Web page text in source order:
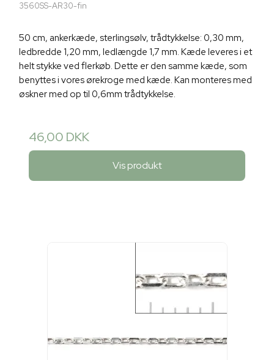
3560SS-AR30-fin
50 cm, ankerkæde, sterlingsølv, trådtykkelse: 0,30 mm,
ledbredde 1,20 mm, ledlængde 1,7 mm. Kæde leveres i et
helt stykke ved flerkøb. Dette er den samme kæde, som
benyttes i vores ørekroge med kæde. Kan monteres med
øskner med op til 0,6mm trådtykkelse.
46,00 DKK
Vis produkt